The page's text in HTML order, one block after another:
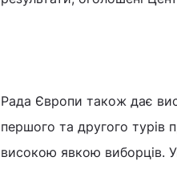
Рада Європи також дає
першого та другого турів
високою явкою виборців.